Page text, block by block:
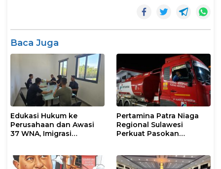
Baca Juga
Edukasi Hukum ke
Perusahaan dan Awasi
37 WNA, Imigrasi
Pangkep
Pertamina Patra Niaga
Regional Sulawesi
Perkuat Pasokan